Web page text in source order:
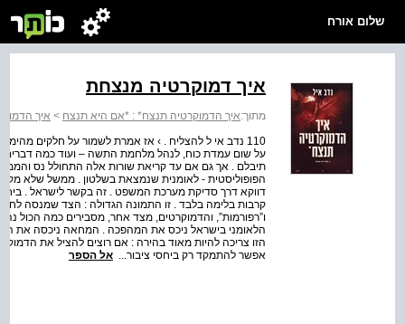
שלום אורח
איך דמוקרטיה מנצחת
מתוך:איך הדמוקרטיה תנצח* : *אם היא תנצח > איך
110 נדב אי ל להצליח . › אז אמרת לשמור על חלקים
על שום עמדת כוח, לנהל מלחמת התשה – ועוד כמה דברים
תיבלם . אך גם אם עד קריאת שורות אלה התחולל נס
הפופוליסטית - לאומנית שנמצאת בשלטון . ממשל שלא
דווקא דרך סדיקת מערכת המשפט . זה בקשר לישראל . ביחס
קרבות בלימה בלבד . זו התמונה הגדולה : הצד שמנסה
ו”רפורמות”, והדמוקרטים, מצד אחר, מסבירים כמה הכול
הלאומני בישראל ניכס את המהפכה . המחאה ניכסה את
הזו צריכה להיות מאוד בהירה : אם רוצים להציל את
אפשר להתמקד רק ביחסי ציבור... אל הספר